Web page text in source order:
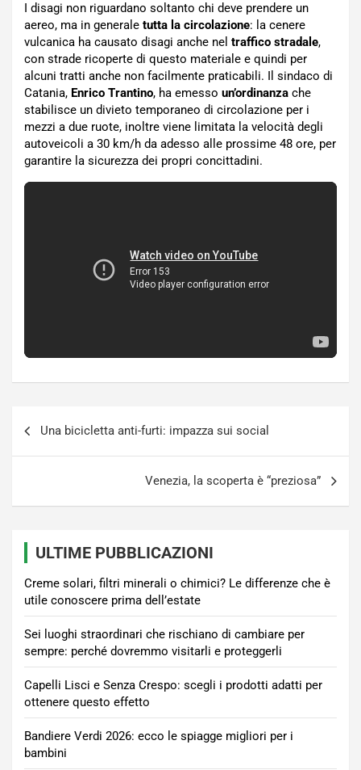
I disagi non riguardano soltanto chi deve prendere un
aereo, ma in generale tutta la circolazione: la cenere
vulcanica ha causato disagi anche nel traffico stradale,
con strade ricoperte di questo materiale e quindi per
alcuni tratti anche non facilmente praticabili. Il sindaco di
Catania, Enrico Trantino, ha emesso un’ordinanza che
stabilisce un divieto temporaneo di circolazione per i
mezzi a due ruote, inoltre viene limitata la velocità degli
autoveicoli a 30 km/h da adesso alle prossime 48 ore, per
garantire la sicurezza dei propri concittadini.
Una bicicletta anti-furti: impazza sui social
Venezia, la scoperta è “preziosa”
ULTIME PUBBLICAZIONI
Creme solari, filtri minerali o chimici? Le differenze che è
utile conoscere prima dell’estate
Sei luoghi straordinari che rischiano di cambiare per
sempre: perché dovremmo visitarli e proteggerli
Capelli Lisci e Senza Crespo: scegli i prodotti adatti per
ottenere questo effetto
Bandiere Verdi 2026: ecco le spiagge migliori per i
bambini